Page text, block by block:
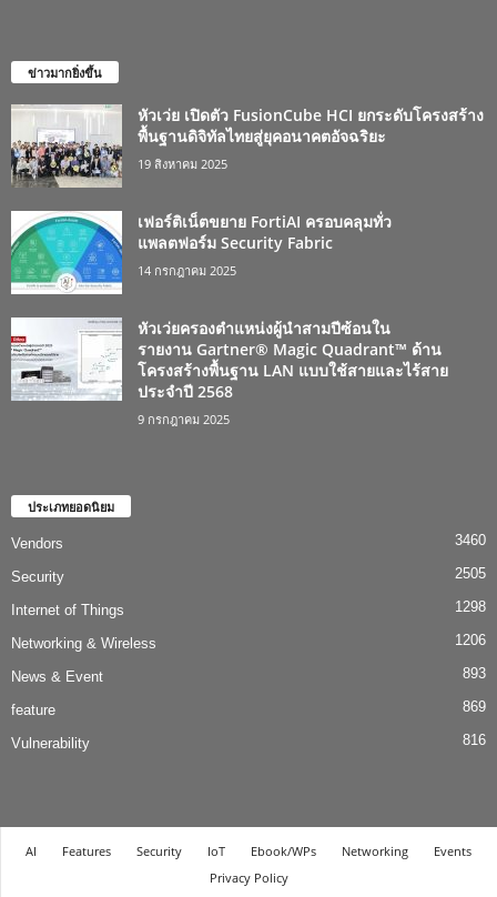
ข่าวมากยิ่งขึ้น
หัวเว่ย เปิดตัว FusionCube HCI ยกระดับโครงสร้าง
พื้นฐานดิจิทัลไทยสู่ยุคอนาคตอัจฉริยะ
19 สิงหาคม 2025
เฟอร์ติเน็ตขยาย FortiAI ครอบคลุมทั่ว
แพลตฟอร์ม Security Fabric
14 กรกฎาคม 2025
หัวเว่ยครองตำแหน่งผู้นำสามปีซ้อนใน
รายงาน Gartner® Magic Quadrant™ ด้าน
โครงสร้างพื้นฐาน LAN แบบใช้สายและไร้สาย
ประจำปี 2568
9 กรกฎาคม 2025
ประเภทยอดนิยม
Vendors 3460
Security 2505
Internet of Things 1298
Networking & Wireless 1206
News & Event 893
feature 869
Vulnerability 816
AI Features Security IoT Ebook/WPs Networking
Events
Privacy Policy